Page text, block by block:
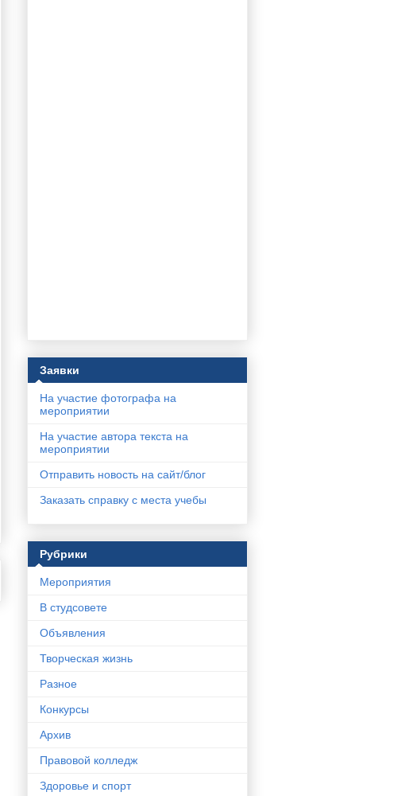
Заявки
На участие фотографа на
мероприятии
На участие автора текста на
мероприятии
Отправить новость на сайт/блог
Заказать справку с места учебы
Рубрики
Мероприятия
В студсовете
Объявления
Творческая жизнь
Разное
Конкурсы
Архив
Правовой колледж
Здоровье и спорт